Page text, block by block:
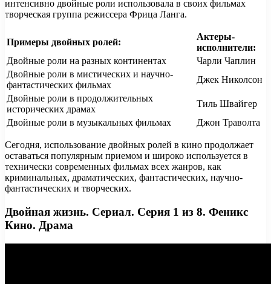
интенсивно двойные роли использовала в своих фильмах
творческая группа режиссера Фрица Ланга.
Примеры двойных ролей:
Актеры-
исполнители:
Двойные роли на разных континентах
Чарли Чаплин
Двойные роли в мистических и научно-
фантастических фильмах
Джек Николсон
Двойные роли в продолжительных
исторических драмах
Тиль Швайгер
Двойные роли в музыкальных фильмах
Джон Траволта
Сегодня, использование двойных ролей в кино продолжает
оставаться популярным приемом и широко используется в
технически современных фильмах всех жанров, как
криминальных, драматических, фантастических, научно-
фантастических и творческих.
Двойная жизнь. Сериал. Серия 1 из 8. Феникс
Кино. Драма